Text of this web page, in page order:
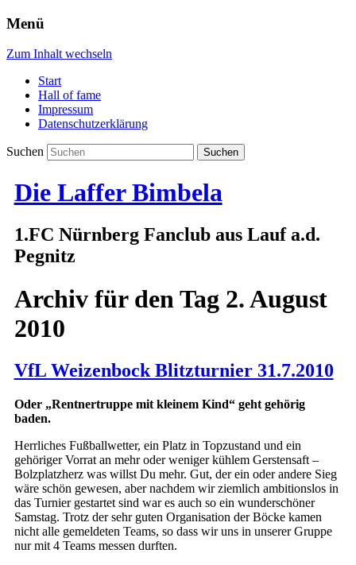
Menü
Zum Inhalt wechseln
Start
Hall of fame
Impressum
Datenschutzerklärung
Suchen
Die Laffer Bimbela
1.FC Nürnberg Fanclub aus Lauf a.d.
Pegnitz
Archiv für den Tag 2. August
2010
VfL Weizenbock Blitzturnier 31.7.2010
Oder „Rentnertruppe mit kleinem Kind“ geht gehörig
baden.
Herrliches Fußballwetter, ein Platz in Topzustand und ein
gehöriger Vorrat an mehr oder weniger kühlem Gerstensaft –
Bolzplatzherz was willst Du mehr. Gut, der ein oder andere Sieg
wäre schön gewesen, aber nachdem wir ziemlich ambitionslos in
das Turnier gestartet sind war es auch so ein wunderschöner
Samstag. Trotz der sehr guten Organisation der Böcke kamen
nicht alle gemeldeten Teams, so dass wir uns in unserer Gruppe
nur mit 4 Teams messen durften.